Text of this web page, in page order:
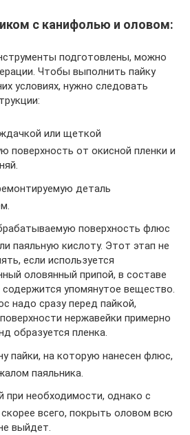
с канифолью и оловом:
подготовлены, можно
Чтобы выполнить пайку
условиях, нужно следовать
или щеткой
поверхность от окисной пленки и
деталь
поверхность флюс
паяльную кислоту. Этот этап не
если используется
оловянный припой, в составе
упомянутое вещество.
надо сразу перед пайкой,
нержавейки примерно
образуется пленка.
пайки, на которую нанесен флюс,
паяльника.
при необходимости, однако с
скорее всего, покрыть оловом всю
выйдет.